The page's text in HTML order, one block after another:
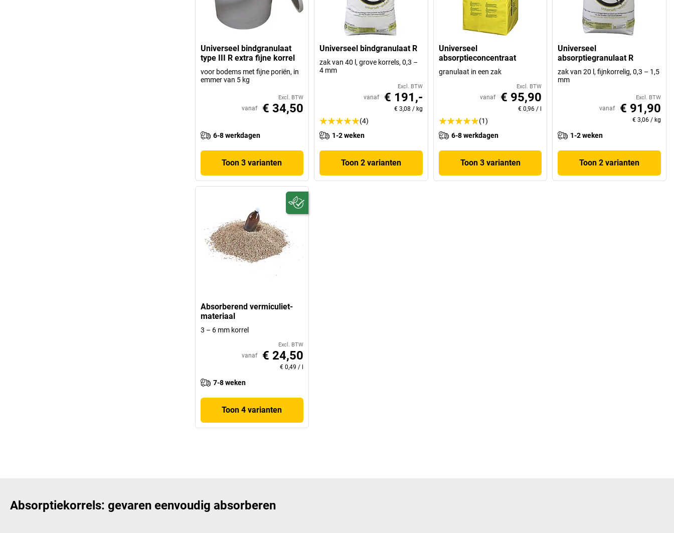
Universeel bindgranulaat
type III R extra fijne korrel
voor bodems met fijne poriën, in
emmer van 5 kg
Excl. BTW
vanaf € 34,50
6-8 werkdagen
Toon 3 varianten
Universeel bindgranulaat R
zak van 40 l, grove korrels, 0,3 –
4 mm
Excl. BTW
vanaf € 191,-
€ 3,08 / kg
(4)
1-2 weken
Toon 2 varianten
Universeel
absorptieconcentraat
granulaat in een zak
Excl. BTW
vanaf € 95,90
€ 0,96 / l
(1)
6-8 werkdagen
Toon 3 varianten
Universeel
absorptiegranulaat R
zak van 20 l, fijnkorrelig, 0,3 – 1,5
mm
Excl. BTW
vanaf € 91,90
€ 3,06 / kg
1-2 weken
Toon 2 varianten
Absorberend vermiculiet-
materiaal
3 – 6 mm korrel
Excl. BTW
vanaf € 24,50
€ 0,49 /
7-8 weken
Toon 4 varianten
Absorptiekorrels: gevaren eenvoudig absorberen